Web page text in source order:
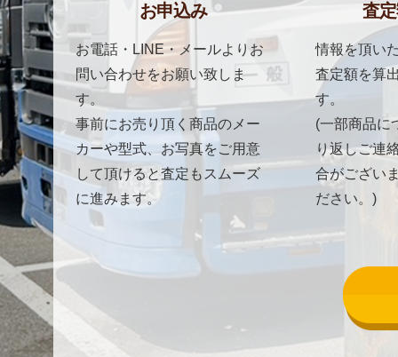
お申込み
お電話・LINE・メールよりお
問い合わせをお願い致しま
す。
事前にお売り頂く商品のメー
カーや型式、お写真をご用意
して頂けると査定もスムーズ
に進みます。
査
情報を頂い
査定額を算
す。
(一部商品に
り返しご連
合がござい
ださい。)